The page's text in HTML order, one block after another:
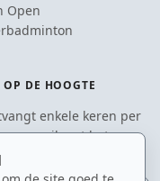
Open
DE HOOGTE
enkele keren per
e-mail met het
badmintonnieuws.